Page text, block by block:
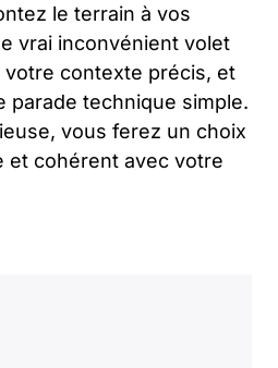
le terrain à vos
vrai inconvénient volet
votre contexte précis, et
parade technique simple.
vous ferez un choix
et cohérent avec votre